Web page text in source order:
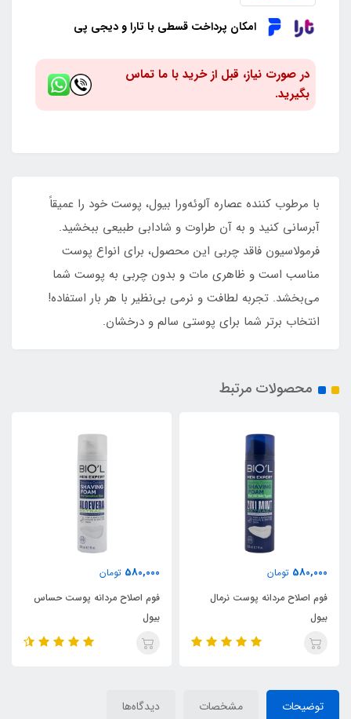
امکان پرداخت قسطی با تارا و دیجی پی
در صورت نیاز، قبل از خرید با ما تماس
بگیرید.
با مرطوب‌ کننده عصاره آلوئه‌ورا بیول، پوست خود را عمیقاً
آبرسانی کنید و به آن طراوت و شادابی طبیعی ببخشید.
فرمولاسیون فاقد چربی این محصول، برای انواع پوست
مناسب است و ظاهری مات و بدون چربی به پوست شما
می‌بخشد. تجربه لطافت و نرمی بی‌نظیر با هر بار استفاده!
انتخاب برتر شما برای پوستی سالم و درخشان.
محصولات مرتبط
580,000 تومان
فوم اصلاح مردانه پوست نرمال
بیول
580,000 تومان
فوم اصلاح مردانه پوست حساس
بیول
توضیحات مشخصات دیدگاه‌ها